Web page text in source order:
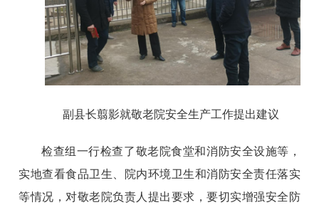
副县长翦影就敬老院安全生产工作提出建议
检查组一行检查了敬老院食堂和消防安全设施等，
实地查看食品卫生、院内环境卫生和消防安全责任落实
等情况，对敬老院负责人提出要求，要切实增强安全防